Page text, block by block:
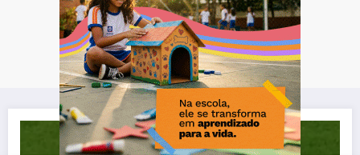
Tag: Brasíl x Escócia
Página inicial Brasíl x Escócia